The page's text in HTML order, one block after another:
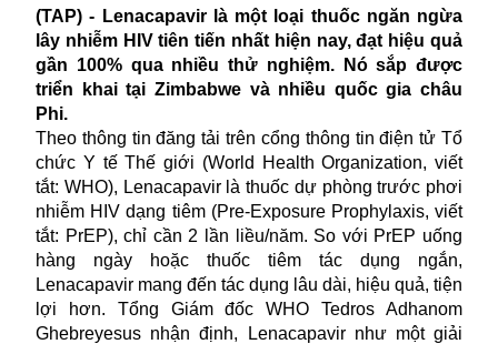
(TAP) - Lenacapavir là một loại thuốc ngăn ngừa
lây nhiễm HIV tiên tiến nhất hiện nay, đạt hiệu quả
gần 100% qua nhiều thử nghiệm. Nó sắp được
triển khai tại Zimbabwe và nhiều quốc gia châu
Phi.
Theo thông tin đăng tải trên cổng thông tin điện tử Tổ
chức Y tế Thế giới (World Health Organization, viết
tắt: WHO), Lenacapavir là thuốc dự phòng trước phơi
nhiễm HIV dạng tiêm (Pre-Exposure Prophylaxis, viết
tắt: PrEP), chỉ cần 2 lần liều/năm. So với PrEP uống
hàng ngày hoặc thuốc tiêm tác dụng ngắn,
Lenacapavir mang đến tác dụng lâu dài, hiệu quả, tiện
lợi hơn. Tổng Giám đốc WHO Tedros Adhanom
Ghebreyesus nhận định, Lenacapavir như một giải